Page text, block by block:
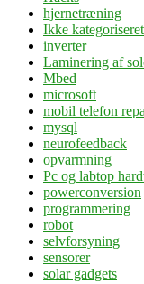
hjernetræning
Ikke kategoriseret
inverter
Laminering af
Mbed
microsoft
mobil telefon
mysql
neurofeedback
opvarmning
Pc og labtop
powerconversion
programmering
robot
selvforsyning
sensorer
solar gadgets